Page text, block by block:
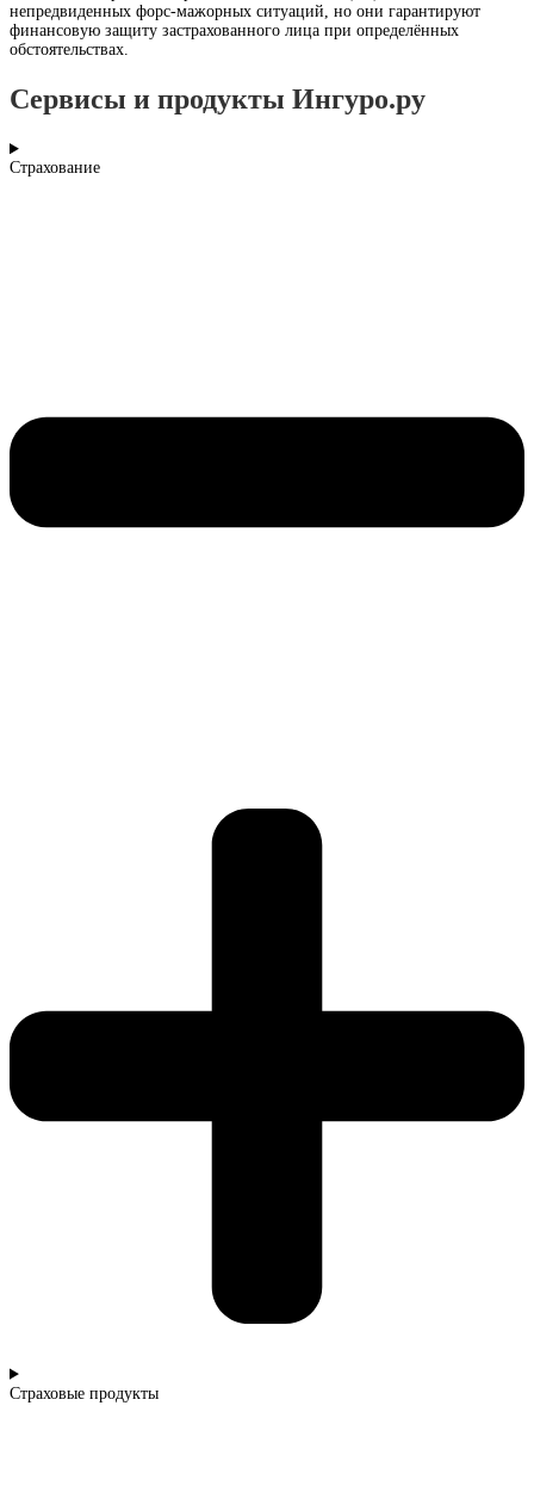
непредвиденных форс-мажорных ситуаций, но они гарантируют
финансовую защиту застрахованного лица при определённых
обстоятельствах.
Сервисы и продукты Ингуро.ру
Страхование
Страховые продукты